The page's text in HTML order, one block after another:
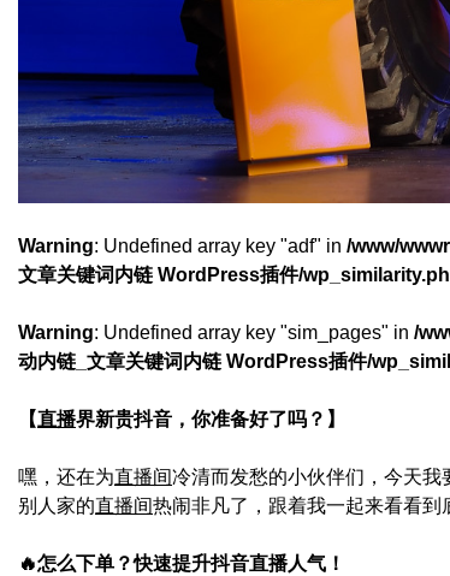
Warning: Undefined array key "adf" in /www/
文章关键词内链 WordPress插件/
Warning: Undefined array key "sim_pages" in /
动内链_文章关键词内链 WordPress插件/
【直播界新贵抖音，你准备好了吗？】
嘿，还在为直播间冷清而发愁的小伙伴们，今天
别人家的直播间热闹非凡了，跟着我一起来看看到
🔥怎么下单？快速提升抖音直播人气！